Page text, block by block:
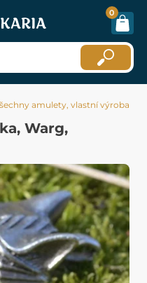
0
amulety, vlastní výroba
Warg,